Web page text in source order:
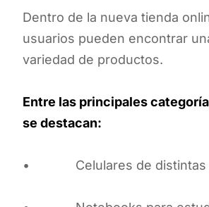
Dentro de la nueva tienda
usuarios pueden encontrar
variedad de productos.
Entre las principales
se destacan:
• Celulares de distintas